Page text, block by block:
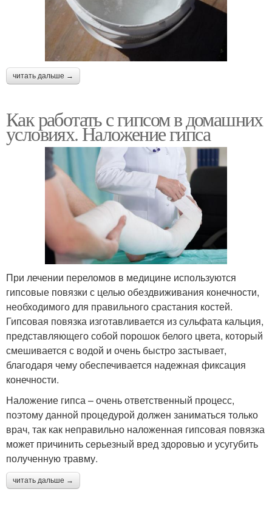
читать дальше →
Как работать с гипсом в домашних
условиях. Наложение гипса
При лечении переломов в медицине используются
гипсовые повязки с целью обездвиживания конечности,
необходимого для правильного срастания костей.
Гипсовая повязка изготавливается из сульфата кальция,
представляющего собой порошок белого цвета, который
смешивается с водой и очень быстро застывает,
благодаря чему обеспечивается надежная фиксация
конечности.
Наложение гипса – очень ответственный процесс,
поэтому данной процедурой должен заниматься только
врач, так как неправильно наложенная гипсовая повязка
может причинить серьезный вред здоровью и усугубить
полученную травму.
читать дальше →